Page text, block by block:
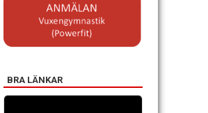
BRA LÄNKAR